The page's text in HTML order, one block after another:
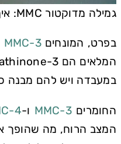
גמילה מדוקטור MMC: איך לעשות זאת נכון?
בפרט, המונחים3-MMC
במעבדה ויש להם מבנה
החומרים 3-MMC ו-4-MMC
המצב הרוח, מה שהופך